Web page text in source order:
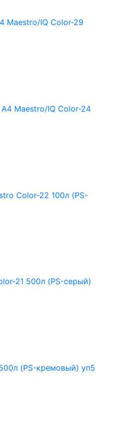
Maestro/IQ Color-29
Maestro/IQ Color-24
Color-22 100л (PS-
21 500л (PS-серый)
(PS-кремовый) уп5